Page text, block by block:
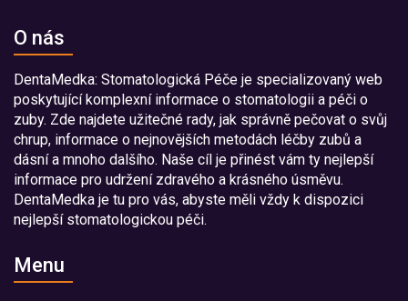
O nás
DentaMedka: Stomatologická Péče je specializovaný web
poskytující komplexní informace o stomatologii a péči o
zuby. Zde najdete užitečné rady, jak správně pečovat o svůj
chrup, informace o nejnovějších metodách léčby zubů a
dásní a mnoho dalšího. Naše cíl je přinést vám ty nejlepší
informace pro udržení zdravého a krásného úsměvu.
DentaMedka je tu pro vás, abyste měli vždy k dispozici
nejlepší stomatologickou péči.
Menu